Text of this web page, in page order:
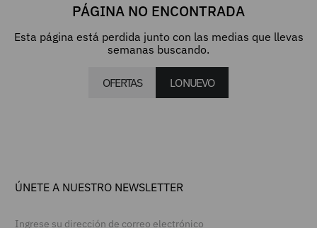
PÁGINA NO ENCONTRADA
Esta página está perdida junto con las medias que llevas
semanas buscando.
OFERTAS LO NUEVO